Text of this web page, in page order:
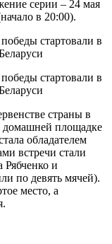
серии – 24 мая
в 20:00).
страны в
домашней площадке
обладателем
встречи стали
Рябченко и
по девять мячей).
место, а